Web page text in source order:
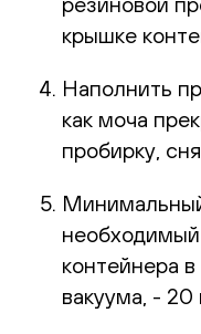
крышке
Наполнить
как моча
пробирку,
контейнера
вакуума, - 20